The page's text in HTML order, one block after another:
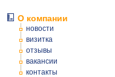
О компании
новости
визитка
отзывы
вакансии
контакты